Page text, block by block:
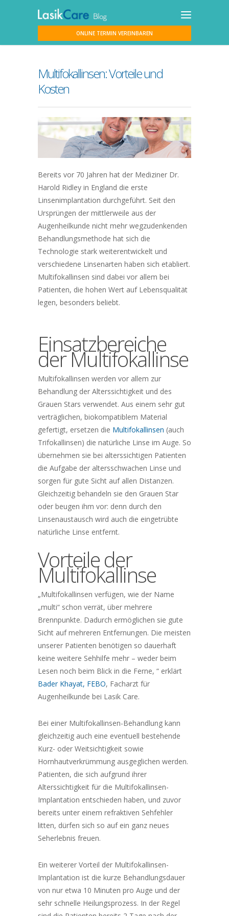
ONLINE TERMIN VEREINBAREN
Multifokallinsen: Vorteile und
Kosten
Bereits vor 70 Jahren hat der Mediziner Dr.
Harold Ridley in England die erste
Linsenimplantation durchgeführt. Seit den
Ursprüngen der mittlerweile aus der
Augenheilkunde nicht mehr wegzudenkenden
Behandlungsmethode hat sich die
Technologie stark weiterentwickelt und
verschiedene Linsenarten haben sich etabliert.
Multifokallinsen sind dabei vor allem bei
Patienten, die hohen Wert auf Lebensqualität
legen, besonders beliebt.
Einsatzbereiche
der Multifokallinse
Multifokallinsen werden vor allem zur
Behandlung der Alterssichtigkeit und des
Grauen Stars verwendet. Aus einem sehr gut
verträglichen, biokompatiblem Material
gefertigt, ersetzen die Multifokallinsen (auch
Trifokallinsen) die natürliche Linse im Auge. So
übernehmen sie bei alterssichtigen Patienten
die Aufgabe der altersschwachen Linse und
sorgen für gute Sicht auf allen Distanzen.
Gleichzeitig behandeln sie den Grauen Star
oder beugen ihm vor: denn durch den
Linsenaustausch wird auch die eingetrübte
natürliche Linse entfernt.
Vorteile der
Multifokallinse
„Multifokallinsen verfügen, wie der Name
„multi“ schon verrät, über mehrere
Brennpunkte. Dadurch ermöglichen sie gute
Sicht auf mehreren Entfernungen. Die meisten
unserer Patienten benötigen so dauerhaft
keine weitere Sehhilfe mehr – weder beim
Lesen noch beim Blick in die Ferne, “ erklärt
Bader Khayat, FEBO, Facharzt für
Augenheilkunde bei Lasik Care.
Bei einer Multifokallinsen-Behandlung kann
gleichzeitig auch eine eventuell bestehende
Kurz- oder Weitsichtigkeit sowie
Hornhautverkrümmung ausgeglichen werden.
Patienten, die sich aufgrund ihrer
Alterssichtigkeit für die Multifokallinsen-
Implantation entschieden haben, und zuvor
bereits unter einem refraktiven Sehfehler
litten, dürfen sich so auf ein ganz neues
Seherlebnis freuen.
Ein weiterer Vorteil der Multifokallinsen-
Implantation ist die kurze Behandlungsdauer
von nur etwa 10 Minuten pro Auge und der
sehr schnelle Heilungsprozess. In der Regel